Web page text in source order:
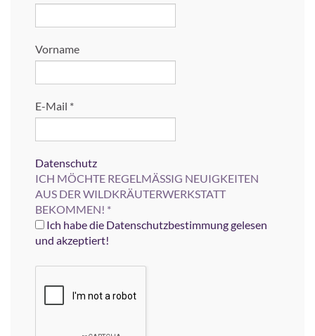
Vorname
E-Mail *
Datenschutz
ICH MÖCHTE REGELMÄSSIG NEUIGKEITEN
AUS DER WILDKRÄUTERWERKSTATT
BEKOMMEN! *
Ich habe die Datenschutzbestimmung gelesen
und akzeptiert!